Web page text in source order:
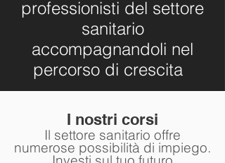
professionisti del settore
sanitario
accompagnandoli nel
percorso di crescita
I nostri corsi
Il settore sanitario offre
numerose possibilità di impiego.